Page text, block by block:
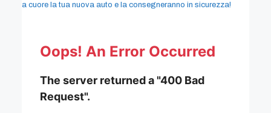
a cuore la tua nuova auto e la consegneranno in sicurezza!